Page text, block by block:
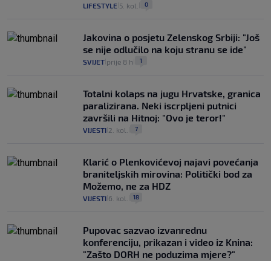
LIFESTYLE 5. kol. 0
Jakovina o posjetu Zelenskog Srbiji: "Još
se nije odlučilo na koju stranu se ide"
SVIJET prije 8 h 1
Totalni kolaps na jugu Hrvatske, granica
paralizirana. Neki iscrpljeni putnici
završili na Hitnoj: "Ovo je teror!"
VIJESTI 2. kol. 7
Klarić o Plenkovićevoj najavi povećanja
braniteljskih mirovina: Politički bod za
Možemo, ne za HDZ
VIJESTI 6. kol. 18
Pupovac sazvao izvanrednu
konferenciju, prikazan i video iz Knina:
"Zašto DORH ne poduzima mjere?"